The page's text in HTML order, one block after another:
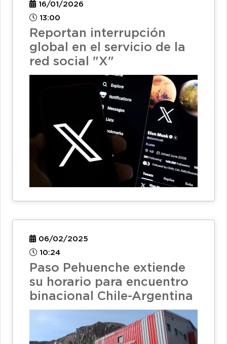
16/01/2026
13:00
Reportan interrupción
global en el servicio de la
red social "X"
06/02/2025
10:24
Paso Pehuenche extiende
su horario para encuentro
binacional Chile-Argentina